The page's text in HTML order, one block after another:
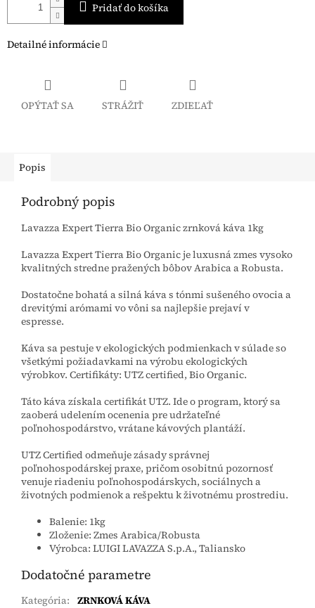
Pridať do košíka
Detailné informácie
OPÝTAŤ SA STRÁŽIŤ ZDIEĽAŤ
Popis
Podrobný popis
Lavazza Expert Tierra Bio Organic zrnková káva 1kg
Lavazza Expert Tierra Bio Organic je luxusná zmes vysoko
kvalitných stredne pražených bôbov Arabica a Robusta.
Dostatočne bohatá a silná káva s tónmi sušeného ovocia a
drevitými arómami vo vôni sa najlepšie prejaví v
espresse.
Káva sa pestuje v ekologických podmienkach v súlade so
všetkými požiadavkami na výrobu ekologických
výrobkov. Certifikáty: UTZ certified, Bio Organic.
Táto káva získala certifikát UTZ. Ide o program, ktorý sa
zaoberá udelením ocenenia pre udržateľné
poľnohospodárstvo, vrátane kávových plantáží.
UTZ Certified odmeňuje zásady správnej
poľnohospodárskej praxe, pričom osobitnú pozornosť
venuje riadeniu poľnohospodárskych, sociálnych a
životných podmienok a rešpektu k životnému prostrediu.
Balenie: 1kg
Zloženie: Zmes Arabica/Robusta
Výrobca: LUIGI LAVAZZA S.p.A., Taliansko
Dodatočné parametre
Kategória: ZRNKOVÁ KÁVA